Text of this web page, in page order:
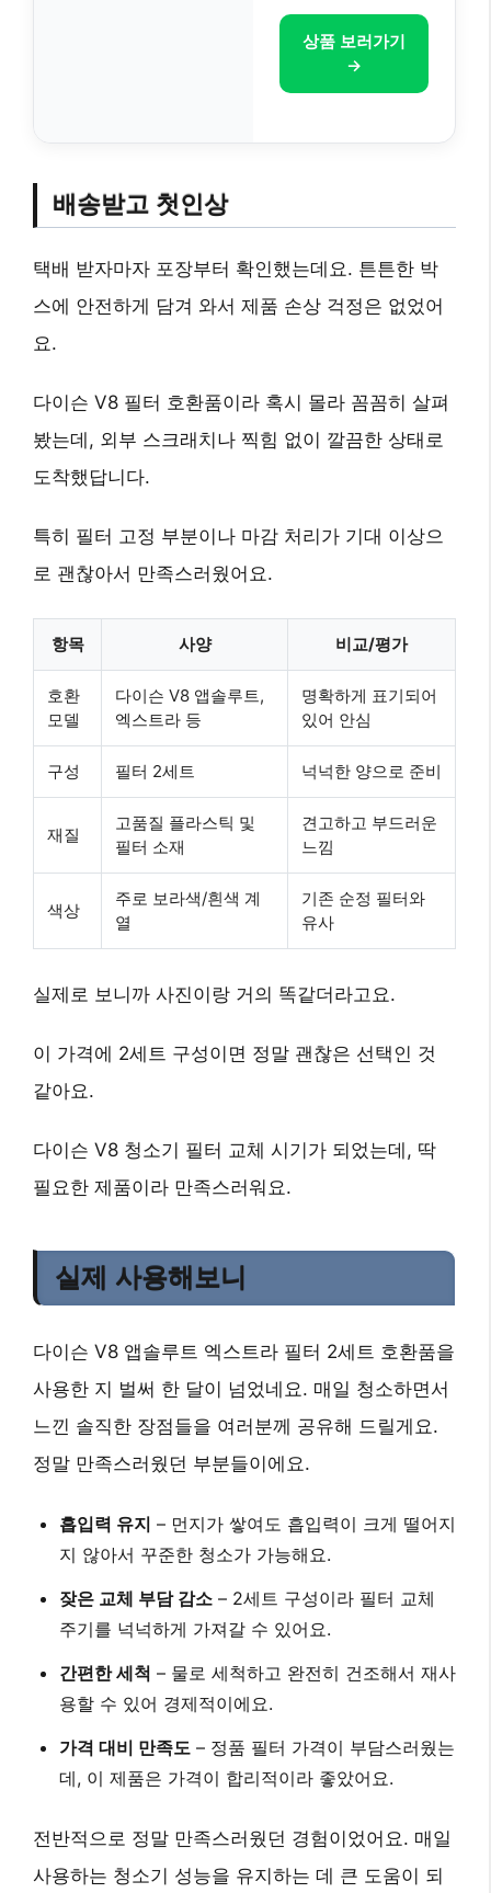
상품 보러가기
→
배송받고 첫인상
택배 받자마자 포장부터 확인했는데요. 튼튼한 박
스에 안전하게 담겨 와서 제품 손상 걱정은 없었어
요.
다이슨 V8 필터 호환품이라 혹시 몰라 꼼꼼히 살펴
봤는데, 외부 스크래치나 찍힘 없이 깔끔한 상태로
도착했답니다.
특히 필터 고정 부분이나 마감 처리가 기대 이상으
로 괜찮아서 만족스러웠어요.
항목 사양 비교/평가
호환
모델
다이슨 V8 앱솔루트,
엑스트라 등
명확하게 표기되어
있어 안심
구성 필터 2세트 넉넉한 양으로 준비
재질
고품질 플라스틱 및
필터 소재
견고하고 부드러운
느낌
색상
주로 보라색/흰색 계
열
기존 순정 필터와
유사
실제로 보니까 사진이랑 거의 똑같더라고요.
이 가격에 2세트 구성이면 정말 괜찮은 선택인 것
같아요.
다이슨 V8 청소기 필터 교체 시기가 되었는데, 딱
필요한 제품이라 만족스러워요.
실제 사용해보니
다이슨 V8 앱솔루트 엑스트라 필터 2세트 호환품을
사용한 지 벌써 한 달이 넘었네요. 매일 청소하면서
느낀 솔직한 장점들을 여러분께 공유해 드릴게요.
정말 만족스러웠던 부분들이에요.
흡입력 유지 – 먼지가 쌓여도 흡입력이 크게 떨어지
지 않아서 꾸준한 청소가 가능해요.
잦은 교체 부담 감소 – 2세트 구성이라 필터 교체
주기를 넉넉하게 가져갈 수 있어요.
간편한 세척 – 물로 세척하고 완전히 건조해서 재사
용할 수 있어 경제적이에요.
가격 대비 만족도 – 정품 필터 가격이 부담스러웠는
데, 이 제품은 가격이 합리적이라 좋았어요.
전반적으로 정말 만족스러웠던 경험이었어요. 매일
사용하는 청소기 성능을 유지하는 데 큰 도움이 되